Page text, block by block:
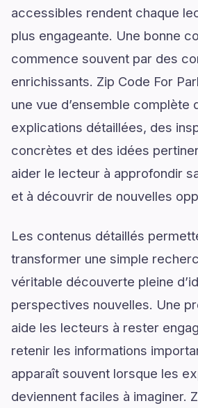
accessibles rendent chaque
plus engageante. Une bonne
commence souvent par des
enrichissants. Zip Code For
une vue d’ensemble complète
explications détaillées, des
concrètes et des idées
aider le lecteur à approfondir
et à découvrir de nouvelles
Les contenus détaillés
transformer une simple
véritable découverte pleine
perspectives nouvelles. Une
aide les lecteurs à rester
retenir les informations
apparaît souvent lorsque les
deviennent faciles à imaginer.